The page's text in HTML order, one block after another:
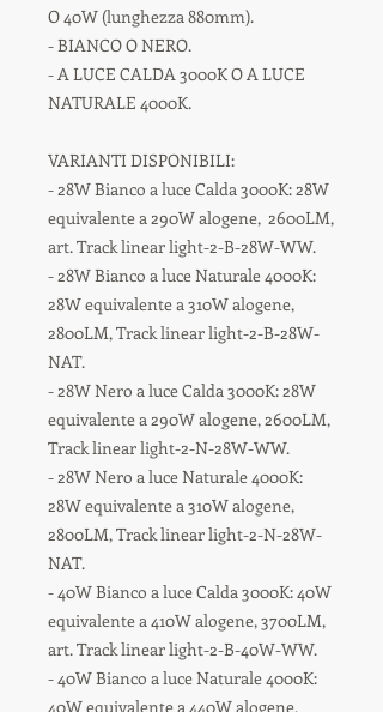
O 40W (lunghezza 880mm).
- BIANCO O NERO.
- A LUCE CALDA 3000K O A LUCE
NATURALE 4000K.
VARIANTI DISPONIBILI:
- 28W Bianco a luce Calda 3000K: 28W
equivalente a 290W alogene, 2600LM,
art. Track linear light-2-B-28W-WW.
- 28W Bianco a luce Naturale 4000K:
28W equivalente a 310W alogene,
2800LM, Track linear light-2-B-28W-
NAT.
- 28W Nero a luce Calda 3000K: 28W
equivalente a 290W alogene, 2600LM,
Track linear light-2-N-28W-WW.
- 28W Nero a luce Naturale 4000K:
28W equivalente a 310W alogene,
2800LM, Track linear light-2-N-28W-
NAT.
- 40W Bianco a luce Calda 3000K: 40W
equivalente a 410W alogene, 3700LM,
art. Track linear light-2-B-40W-WW.
- 40W Bianco a luce Naturale 4000K:
40W equivalente a 440W alogene,